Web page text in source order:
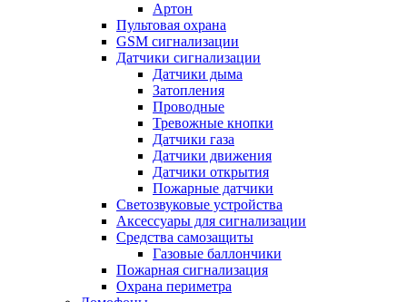
Артон
Пультовая охрана
GSM сигнализации
Датчики сигнализации
Датчики дыма
Затопления
Проводные
Тревожные кнопки
Датчики газа
Датчики движения
Датчики открытия
Пожарные датчики
Светозвуковые устройства
Аксессуары для сигнализации
Средства самозащиты
Газовые баллончики
Пожарная сигнализация
Охрана периметра